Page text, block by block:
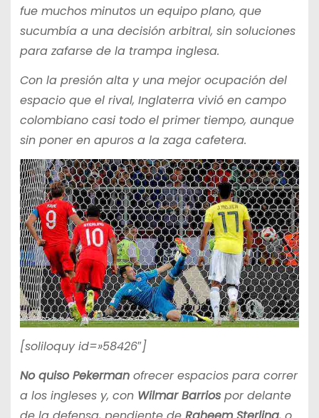
fue muchos minutos un equipo plano, que
sucumbía a una decisión arbitral, sin soluciones
para zafarse de la trampa inglesa.
Con la presión alta y una mejor ocupación del
espacio que el rival, Inglaterra vivió en campo
colombiano casi todo el primer tiempo, aunque
sin poner en apuros a la zaga cafetera.
[soliloquy id=»58426″]
No quiso Pekermanofrecer espacios para correr
a los ingleses y, con Wilmar Barriospor delante